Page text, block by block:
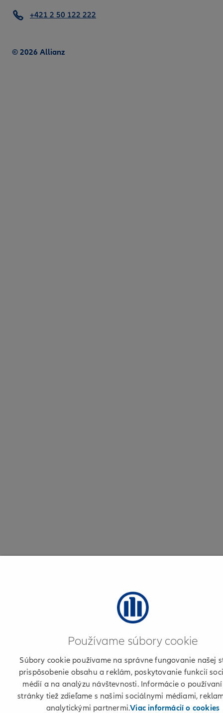
© 2026 Allianz
+421 2 50 122 222
Používame súbory cookie
Súbory cookie používame na správne fungovanie našej
prispôsobenie obsahu a reklám, poskytovanie funkcií
médií a na analýzu návštevnosti. Informácie o
stránky tiež zdieľame s našimi sociálnymi médiami,
analytickými partnermi.Viac informácií o cookies